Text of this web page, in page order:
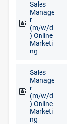
Sales
Manage
r
(m/w/d
) Online
Marketi
ng
Sales
Manage
r
(m/w/d
) Online
Marketi
ng